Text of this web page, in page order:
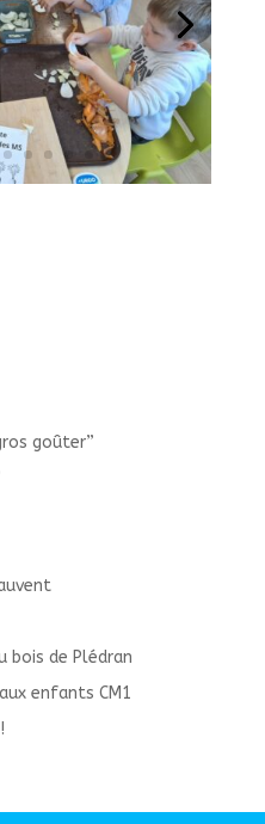
goûter”
bois de Plédran
enfants CM1